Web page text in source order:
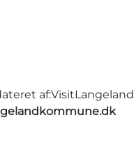
af:VisitLangeland